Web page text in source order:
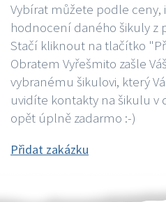
Vybírat můžete podle
hodnocení daného šikuly z
Stačí kliknout na tlačítko
Obratem Vyřešmito zašle
vybranému šikulovi, který
uvidíte kontakty na šikulu v
opět úplně zadarmo :-)
Přidat zakázku